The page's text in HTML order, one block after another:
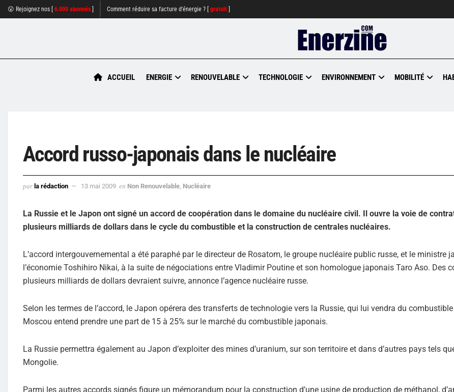
😮 Rejoignez nos [ 6.000 abonnés Comment réduire sa facture d'énergie ? [ gratuit
ACCUEIL ENERGIE RENOUVELABLE TECHNOLOGIE ENVIRONNEMENT MOBILITÉ
Accord russo-japonais dans le nucléaire
par la rédaction 13 mai 2009 en Non Renouvelable Nucléaire
La Russie et le Japon ont signé un accord de coopération dans le domaine du nucléaire civil. Il ouvre la voie de
plusieurs milliards de dollars dans le cycle du combustible et la construction de centrales nucléaires.
L’accord intergouvernemental a été paraphé par le directeur de Rosatom, le groupe nucléaire public russe, et le ministre
l’économie Toshihiro Nikai, à la suite de négociations entre Vladimir Poutine et son homologue japonais Taro Aso. Des
plusieurs milliards de dollars devraient suivre, annonce l’agence nucléaire russe.
Selon les termes de l’accord, le Japon opérera des transferts de technologie vers la Russie, qui lui vendra du
Moscou entend prendre une part de 15 à 25% sur le marché du combustible japonais.
La Russie permettra également au Japon d’exploiter des mines d’uranium, sur son territoire et dans d’autres pays tels
Mongolie.
Parmi les autres accords signés figure un mémorandum pour la construction d’une usine de production de méthanol,